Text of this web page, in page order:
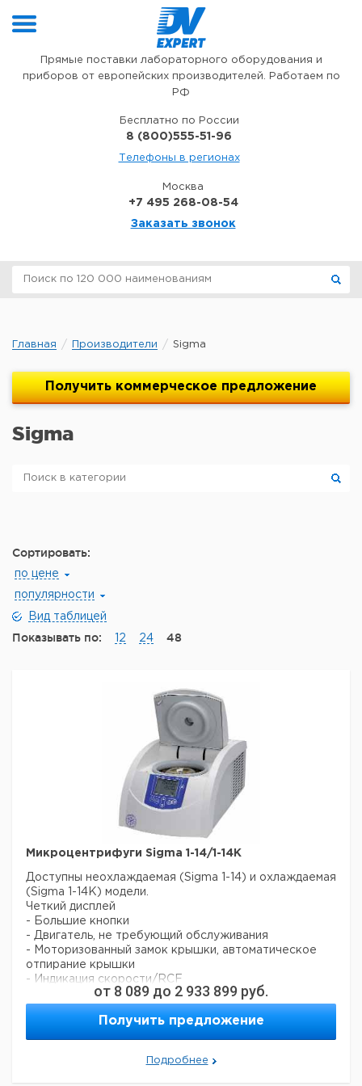
Прямые поставки лабораторного оборудования и
приборов от европейских производителей. Работаем по
РФ
Бесплатно по России
8 (800)555-51-96
Телефоны в регионах
Москва
+7 495 268-08-54
Заказать звонок
Главная Производители Sigma
Получить коммерческое предложение
Sigma
Сортировать:
по цене
популярности
Вид таблицей
Показывать по: 12 24 48
Микроцентрифуги Sigma 1-14/1-14K
Доступны неохлаждаемая (Sigma 1-14) и охлаждаемая
(Sigma 1-14K) модели.
Четкий дисплей
- Большие кнопки
- Двигатель, не требующий обслуживания
- Моторизованный замок крышки, автоматическое
отпирание крышки
- Индикация скорости/RCF
- Две кривые ускорения и торможения, мягкие или
быстрые
- Окно в крышке для независимого измерения
скорости
- Изготовлены в соответствии с EN 61010-2-020
Охлаждаемая центрифуга Sigma 1-14K
от 8 089 до 2 933 899 руб.
Получить предложение
Подробнее